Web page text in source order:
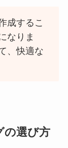
成するこ
なりま
、快適な
の選び方